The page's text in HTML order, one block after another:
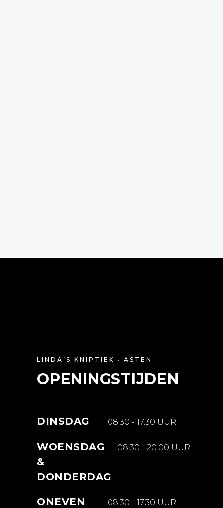
LINDA’S KNIPTIEK • ASTEN
OPENINGSTIJDEN
DINSDAG 08.30 - 17.30 UUR
WOENSDAG
&
DONDERDAG
08.30 - 20.00 UUR
ONEVEN
08.30 - 17.30 UUR